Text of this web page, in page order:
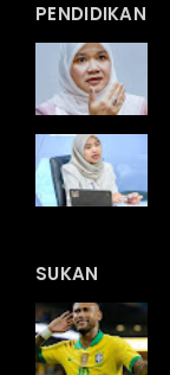
PENDIDIKAN
SUKAN